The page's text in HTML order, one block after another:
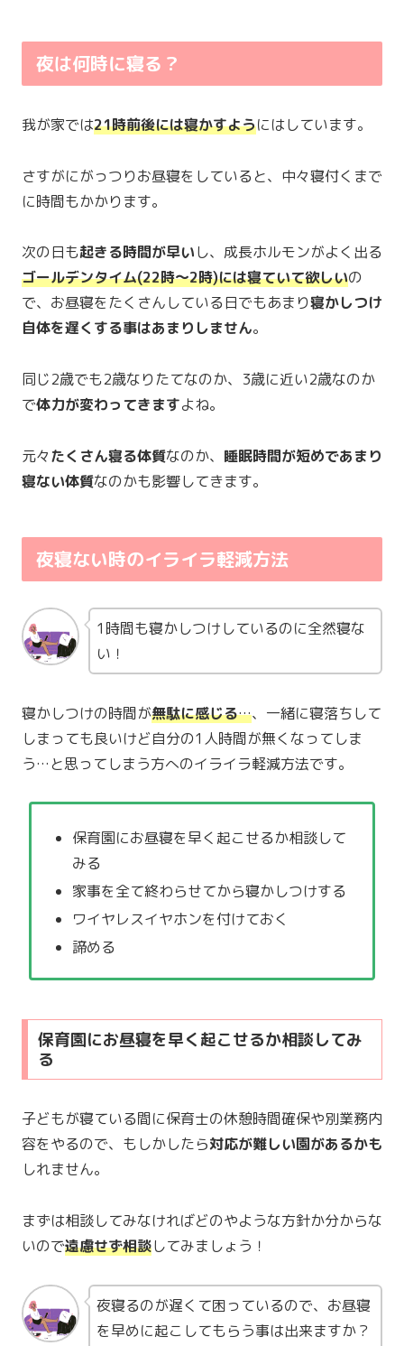
夜は何時に寝る？
我が家では21時前後には寝かすようにはしています。
さすがにがっつりお昼寝をしていると、中々寝付くまで
に時間もかかります。
次の日も起きる時間が早いし、成長ホルモンがよく出る
ゴールデンタイム(22時〜2時)には寝ていて欲しいの
で、お昼寝をたくさんしている日でもあまり寝かしつけ
自体を遅くする事はあまりしません。
同じ2歳でも2歳なりたてなのか、3歳に近い2歳なのか
で体力が変わってきますよね。
元々たくさん寝る体質なのか、 睡眠時間が短めであまり
寝ない体質なのかも影響してきます。
夜寝ない時のイライラ軽減方法
1時間も寝かしつけしているのに全然寝な
い！
寝かしつけの時間が無駄に感じる…、一緒に寝落ちして
しまっても良いけど自分の1人時間が無くなってしま
う…と思ってしまう方へのイライラ軽減方法です。
保育園にお昼寝を早く起こせるか相談して
みる
家事を全て終わらせてから寝かしつけする
ワイヤレスイヤホンを付けておく
諦める
保育園にお昼寝を早く起こせるか相談してみ
る
子どもが寝ている間に保育士の休憩時間確保や別業務内
容をやるので、もしかしたら対応が難しい園があるかも
しれません。
まずは相談してみなければどのやような方針か分からな
いので遠慮せず相談してみましょう！
夜寝るのが遅くて困っているので、お昼寝
を早めに起こしてもらう事は出来ますか？